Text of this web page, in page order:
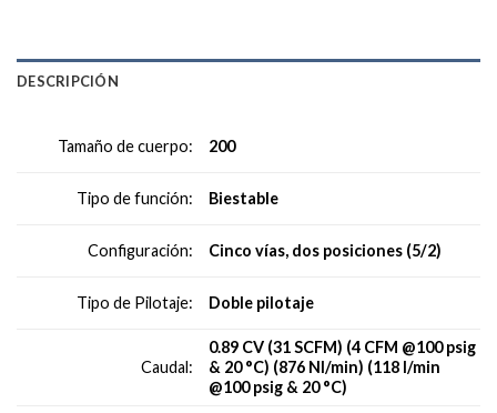
DESCRIPCIÓN
Tamaño de cuerpo: 200
Tipo de función: Biestable
Configuración: Cinco vías, dos posiciones (5/2)
Tipo de Pilotaje: Doble pilotaje
Caudal:
0.89 CV (31 SCFM) (4 CFM @100 psig
& 20 °C) (876 Nl/min) (118 l/min
@100 psig & 20 °C)